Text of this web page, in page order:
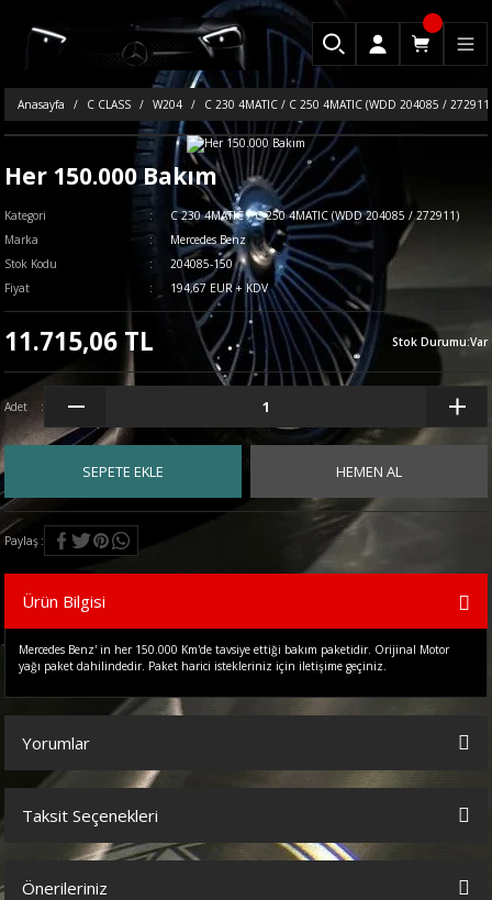
Anasayfa C CLASS W204 C 230 4MATIC / C 250 4MATIC (WDD 204085 / 272911)
Her 150.000 Bakım
Kategori
C 230 4MATIC / C 250 4MATIC (WDD 204085 / 272911)
Marka
Mercedes Benz
Stok Kodu
204085-150
Fiyat
194,67 EUR + KDV
11.715,06 TL Stok Durumu:Var
Adet
SEPETE EKLE HEMEN AL
Paylaş
Ürün Bilgisi
Mercedes Benz' in her 150.000 Km'de tavsiye ettiği bakım paketidir. Orijinal Motor
yağı paket dahilindedir. Paket harici istekleriniz için iletişime geçiniz.
Yorumlar
Bu ürüne ilk yorumu siz yapın!
Taksit Seçenekleri
Önerileriniz